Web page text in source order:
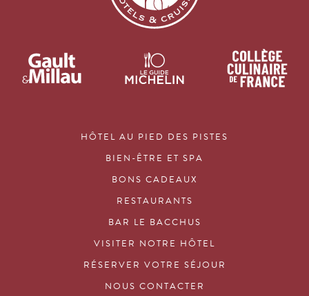
HÔTEL AU PIED DES PISTES
BIEN-ÊTRE ET SPA
BONS CADEAUX
RESTAURANTS
BAR LE BACCHUS
VISITER NOTRE HÔTEL
RÉSERVER VOTRE SÉJOUR
NOUS CONTACTER